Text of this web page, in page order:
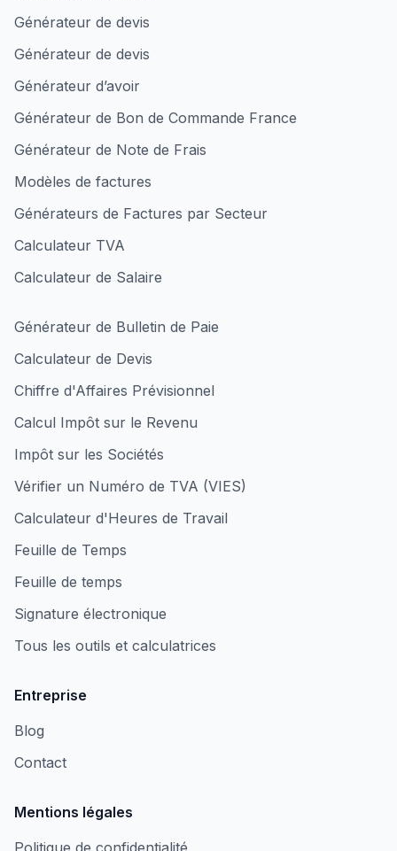
Générateur de devis
Générateur de devis
Générateur d’avoir
Générateur de Bon de Commande France
Générateur de Note de Frais
Modèles de factures
Générateurs de Factures par Secteur
Calculateur TVA
Calculateur de Salaire
Générateur de Bulletin de Paie
Calculateur de Devis
Chiffre d'Affaires Prévisionnel
Calcul Impôt sur le Revenu
Impôt sur les Sociétés
Vérifier un Numéro de TVA (VIES)
Calculateur d'Heures de Travail
Feuille de Temps
Feuille de temps
Signature électronique
Tous les outils et calculatrices
Entreprise
Blog
Contact
Mentions légales
Politique de confidentialité